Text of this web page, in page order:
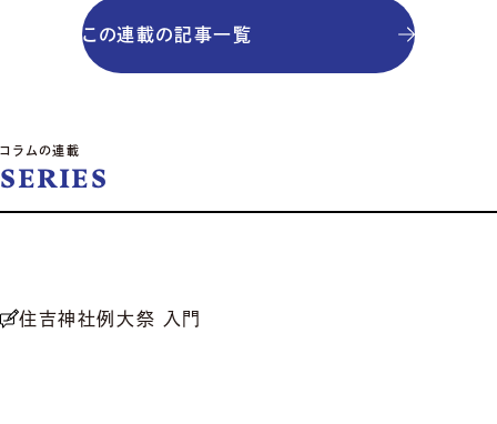
この連載の記事一覧
コラムの連載
SERIES
住吉神社例大祭 入門